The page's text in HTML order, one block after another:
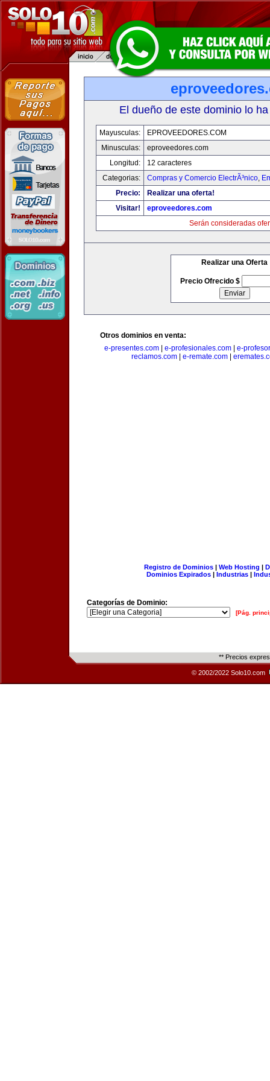
El dueño de este dominio lo
Mayusculas:
EPROVEEDORES.COM
Minusculas:
eproveedores.com
Longitud:
12 caracteres
Categorias:
Compras y Comercio ElectrÃ³nico,
Precio:
Realizar una oferta!
Visitar!
eproveedores.com
Serán consideradas
Realizar una Oferta
Precio Ofrecido $
Otros dominios en venta:
e-presentes.com
e-profesionales.com
e-
reclamos.com
e-remate.com
Registro de Dominios| Web Hosting |
Dominios Expirados | Industrias |
Categorías de Dominio:
[Pág.
** Precios
© 2002/2022 Solo10.com